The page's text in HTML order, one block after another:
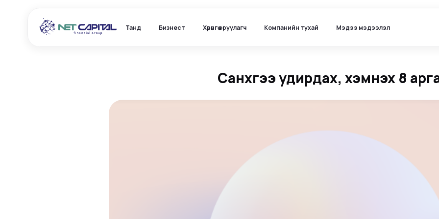
Танд Бизнест Хөрөнгө оруулагч Компанийн тухай Мэдээ мэдээлэл
Санхүүгээ удирдах, хэмнэх 8